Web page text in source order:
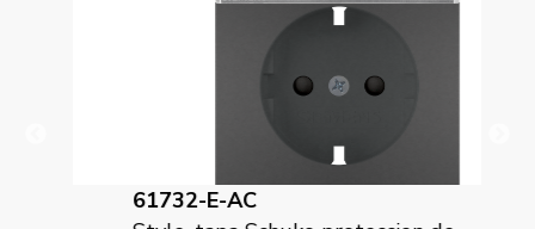
61732-E-AC